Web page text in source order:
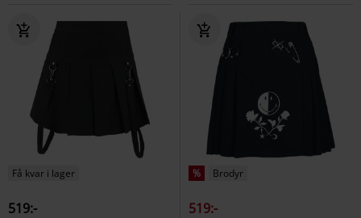
Få kvar i lager
519:-
% Brodyr
519:-